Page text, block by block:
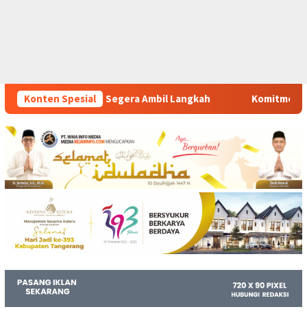
Konten Spesial
Langkah Komitmen Polsek Tigaraksa Tindak Tegas